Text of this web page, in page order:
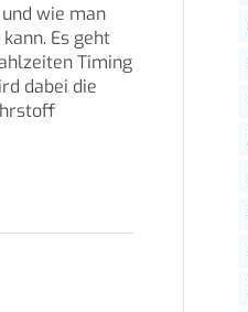
wie man
Es geht
Timing
dabei die